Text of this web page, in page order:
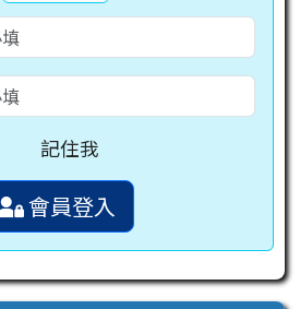
記住我
會員登入